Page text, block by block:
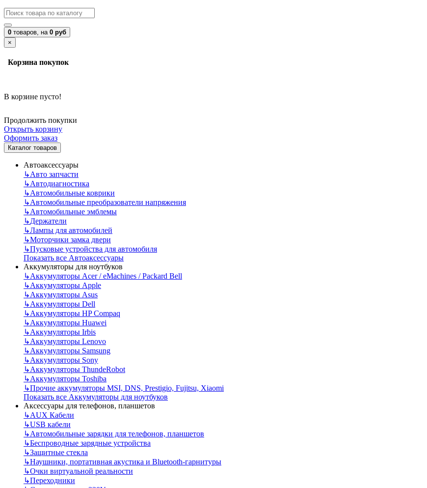
0 товаров, на 0 руб
×
Корзина покупок
В корзине пусто!
Продолжить покупки
Открыть корзину
Оформить заказ
Каталог товаров
Автоаксессуары
↳Авто запчасти
↳Автодиагностика
↳Автомобильные коврики
↳Автомобильные преобразователи напряжения
↳Автомобильные эмблемы
↳Держатели
↳Лампы для автомобилей
↳Моторчики замка двери
↳Пусковые устройства для автомобиля
Показать все Автоаксессуары
Аккумуляторы для ноутбуков
↳Аккумуляторы Acer / eMachines / Packard Bell
↳Аккумуляторы Apple
↳Аккумуляторы Asus
↳Аккумуляторы Dell
↳Аккумуляторы HP Compaq
↳Аккумуляторы Huawei
↳Аккумуляторы Irbis
↳Аккумуляторы Lenovo
↳Аккумуляторы Samsung
↳Аккумуляторы Sony
↳Аккумуляторы ThundeRobot
↳Аккумуляторы Toshiba
↳Прочие аккумуляторы MSI, DNS, Prestigio, Fujitsu, Xiaomi
Показать все Аккумуляторы для ноутбуков
Аксессуары для телефонов, планшетов
↳AUX Кабели
↳USB кабели
↳Автомобильные зарядки для телефонов, планшетов
↳Беспроводные зарядные устройства
↳Защитные стекла
↳Наушники, портативная акустика и Bluetooth-гарнитуры
↳Очки виртуальной реальности
↳Переходники